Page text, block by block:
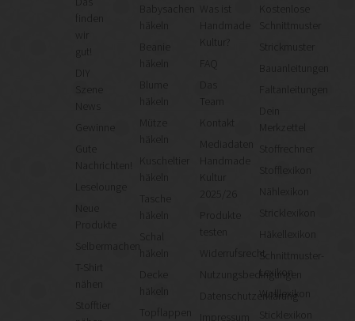
finden
gut!
News
Gute
Nachrichten!
Leselounge
Neue
Produkte
Selbermachen
T-Shirt
Stofftier
häkeln
häkeln
Mütze
häkeln
Kuscheltier
Tasche
häkeln
häkeln
Topflappen
Was ist
Kultur?
Das
Team
Kontakt
Mediadaten
Kultur
2025/26
Produkte
testen
Widerrufsrecht
Nutzungsbedingungen
Datenschutzerklärung
Kostenlose
Schnittmuster
Strickmuster
Bauanleitungen
Faltanleitungen
Merkzettel
Stoffrechner
Stofflexikon
Nählexikon
Stricklexikon
Häkellexikon
Schnittmuster-
Lexikon
Wolllexikon
Sticklexikon